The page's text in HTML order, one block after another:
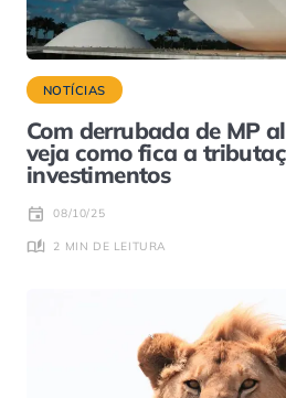
NOTÍCIAS
Com derrubada de MP
veja como fica a
investimentos
08/10/25
2 MIN DE LEITURA